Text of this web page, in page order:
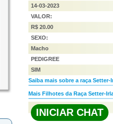
14-03-2023
VALOR:
R$ 20.00
SEXO:
Macho
PEDIGREE
SIM
Saiba mais sobre a raça Setter-
Mais Filhotes da Raça Setter-
INICIAR CHAT